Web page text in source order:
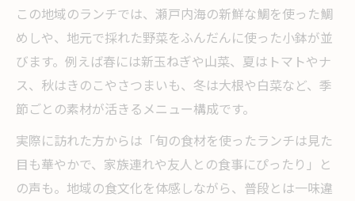
この地域のランチでは、瀬戸内海の新鮮な鯛を使った鯛
めしや、地元で採れた野菜をふんだんに使った小鉢が並
びます。例えば春には新玉ねぎや山菜、夏はトマトやナ
ス、秋はきのこやさつまいも、冬は大根や白菜など、季
節ごとの素材が活きるメニュー構成です。
実際に訪れた方からは「旬の食材を使ったランチは見た
目も華やかで、家族連れや友人との食事にぴったり」と
の声も。地域の食文化を体感しながら、普段とは一味違